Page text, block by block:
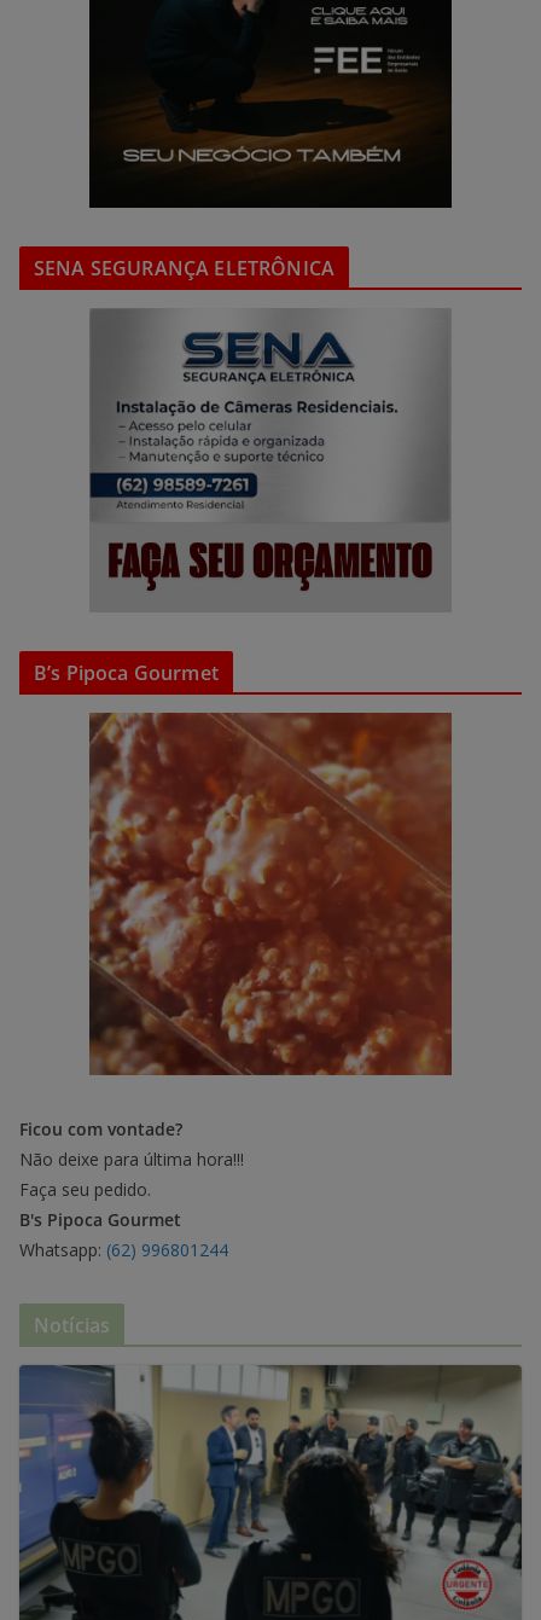
SENA SEGURANÇA ELETRÔNICA
B’s Pipoca Gourmet
Ficou com vontade?
Não deixe para última hora!!!
Faça seu pedido.
B's Pipoca Gourmet
Whatsapp: (62) 996801244
Notícias